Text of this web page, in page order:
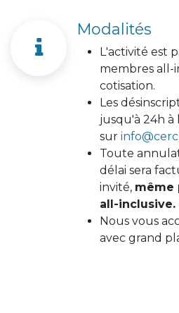
Modalités
L'activité est
membres all-
cotisation.
Les
jusqu'à 24h à
sur
Toute
délai sera
invité, même
all-inclusive.
Nous vous
avec grand